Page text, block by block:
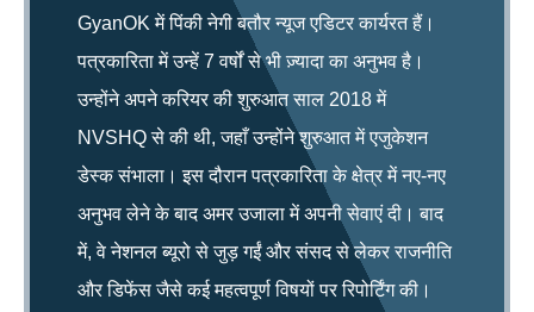
GyanOK में पिंकी नेगी बतौर न्यूज एडिटर कार्यरत हैं।
पत्रकारिता में उन्हें 7 वर्षों से भी ज़्यादा का अनुभव है।
उन्होंने अपने करियर की शुरुआत साल 2018 में
NVSHQ से की थी, जहाँ उन्होंने शुरुआत में एजुकेशन
डेस्क संभाला। इस दौरान पत्रकारिता के क्षेत्र में नए-नए
अनुभव लेने के बाद अमर उजाला में अपनी सेवाएं दी। बाद
में, वे नेशनल ब्यूरो से जुड़ गईं और संसद से लेकर राजनीति
और डिफेंस जैसे कई महत्वपूर्ण विषयों पर रिपोर्टिंग की।